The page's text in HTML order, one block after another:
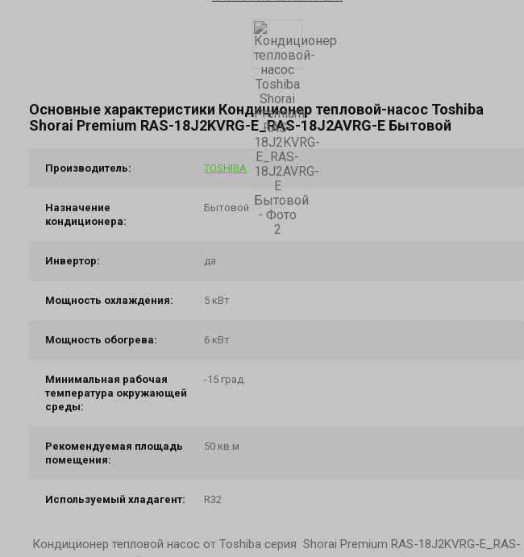
Основные характеристики Кондиционер тепловой-насос Toshiba
Shorai Premium RAS-18J2KVRG-E_RAS-18J2AVRG-E Бытовой
Производитель: TOSHIBA
Назначение
кондиционера:
Бытовой
Инвертор: да
Мощность охлаждения: 5 кВт
Мощность обогрева: 6 кВт
Минимальная рабочая
температура окружающей
среды:
-15 град.
Рекомендуемая площадь
помещения:
50 кв.м
Используемый хладагент: R32
Кондиционер тепловой насос от Toshiba серия Shorai Premium RAS-18J2KVRG-E_RAS-